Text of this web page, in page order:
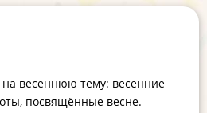
весеннюю тему: весенние
посвящённые весне.